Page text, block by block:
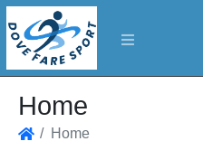
Home
Home